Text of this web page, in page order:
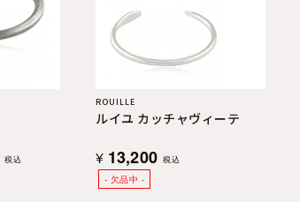
税込
ROUILLE
ルイユ カッチャヴィーテ
¥ 13,200 税込